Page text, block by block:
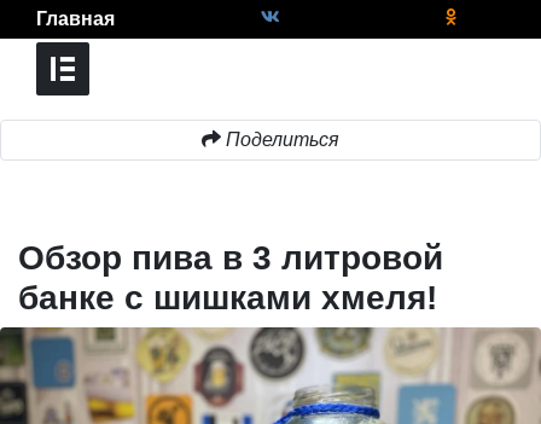
Главная
Поделиться
Обзор пива в 3 литровой
банке с шишками хмеля!